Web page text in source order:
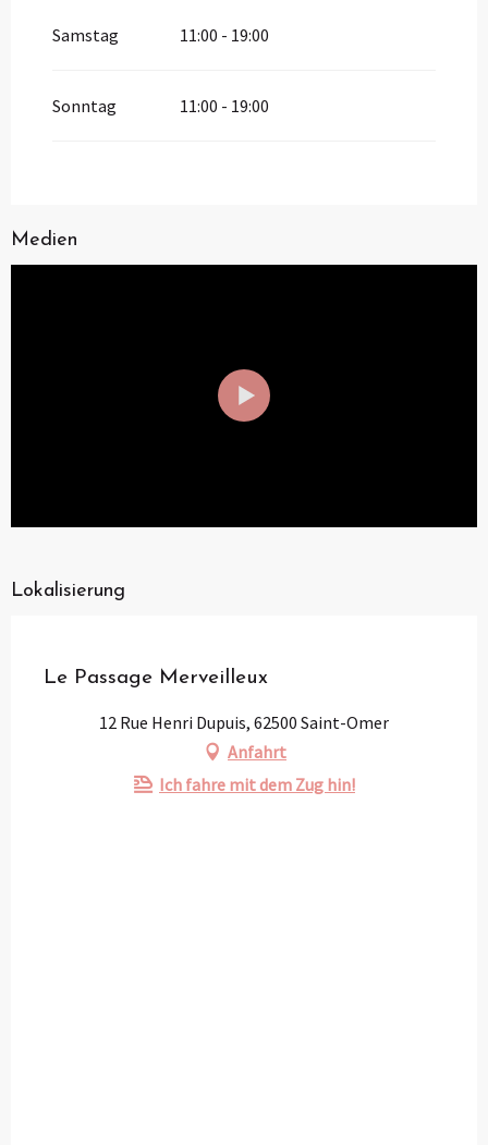
Samstag 11:00 - 19:00
Sonntag 11:00 - 19:00
Medien
Lokalisierung
Le Passage Merveilleux
12 Rue Henri Dupuis, 62500 Saint-Omer
Anfahrt
Ich fahre mit dem Zug hin!